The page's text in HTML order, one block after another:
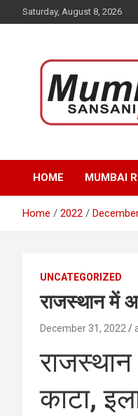
to
Saturday, August 8, 2026
Mumbai
real-time updates on
HOME
MUMBAI
Home 2022
UNCATEGORIZED
राजस्थान में
December 31, 2022
काटा,